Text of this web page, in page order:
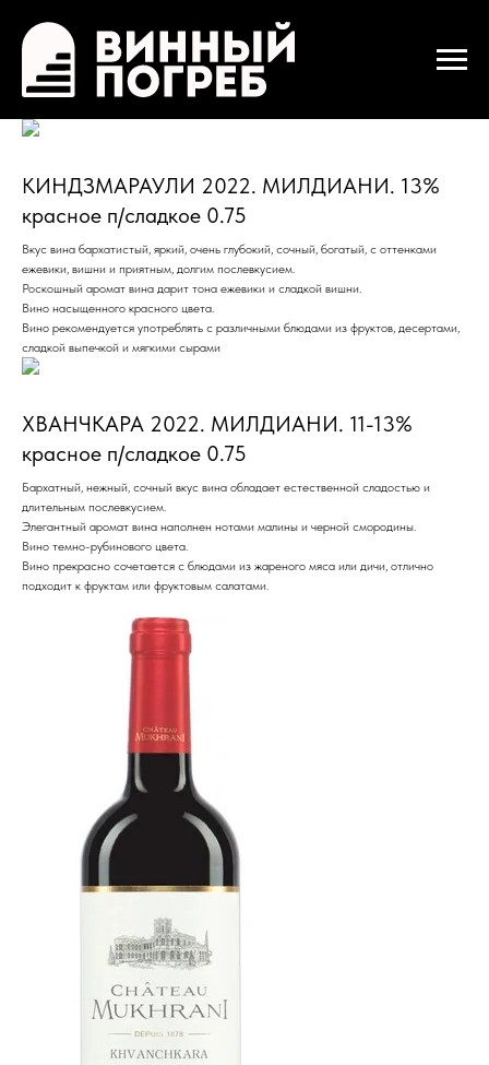
КИНДЗМАРАУЛИ 2022. МИЛДИАНИ. 13%
красное п/сладкое 0.75
Вкус вина бархатистый, яркий, очень глубокий, сочный, богатый, с оттенками
ежевики, вишни и приятным, долгим послевкусием.
Роскошный аромат вина дарит тона ежевики и сладкой вишни.
Вино насыщенного красного цвета.
Вино рекомендуется употреблять с различными блюдами из фруктов, десертами,
сладкой выпечкой и мягкими сырами
ХВАНЧКАРА 2022. МИЛДИАНИ. 11-13%
красное п/сладкое 0.75
Бархатный, нежный, сочный вкус вина обладает естественной сладостью и
длительным послевкусием.
Элегантный аромат вина наполнен нотами малины и черной смородины.
Вино темно-рубинового цвета.
Вино прекрасно сочетается с блюдами из жареного мяса или дичи, отлично
подходит к фруктам или фруктовым салатами.